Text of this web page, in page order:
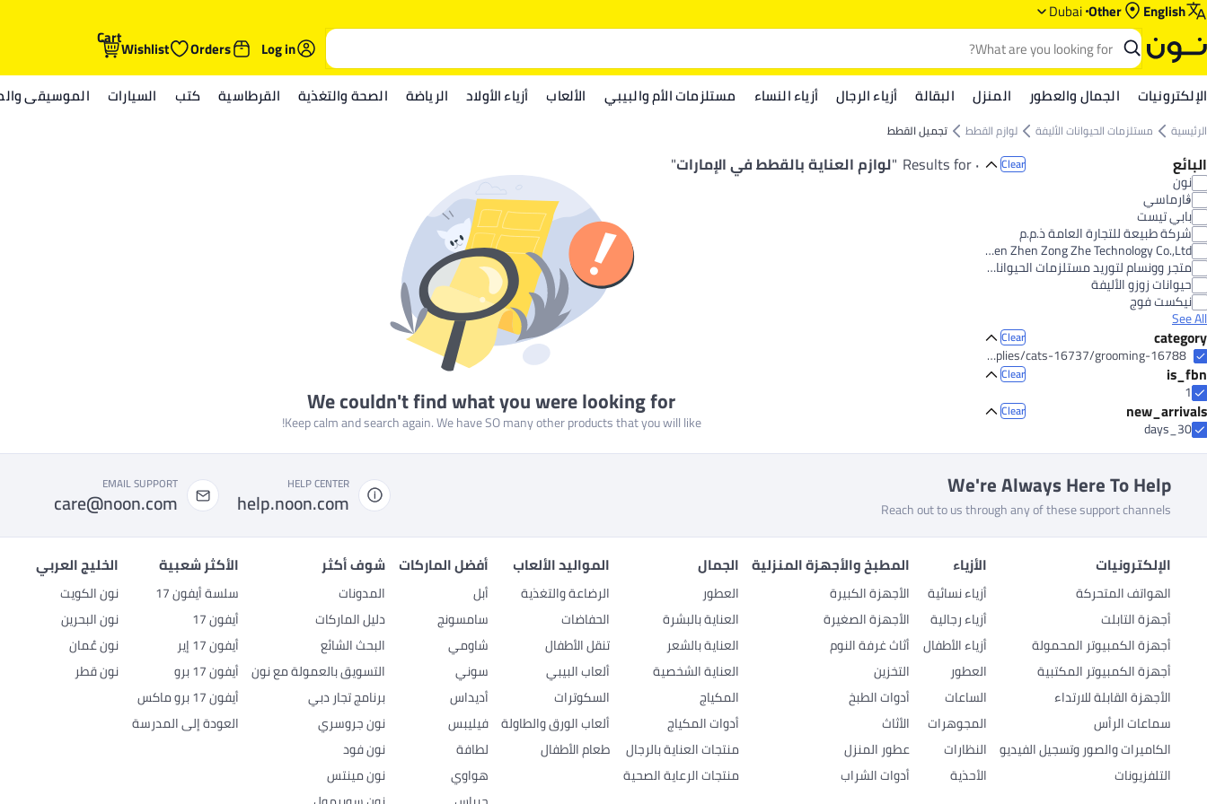
English
Other
Dubai
Log in
Orders
Wishlist
Cart
الإلكترونيات الجمال والعطور المنزل البقالة أزياء الرجال أزياء النساء مستلزمات الأم والبيبي الألعاب أزياء الأولاد الرياضة الصحة والتغذية القرطاسية كتب السيارات الموسيقى
الرئيسية مستلزمات الحيوانات الأليفة لوازم القطط تجميل القطط
البائع Clear
نون
ڨارماسي
بابي تيست
شركة طبيعة للتجارة العامة ذ.م.م
Shen Zhen Zong Zhe Technology Co.,Ltd
متجر وونسام لتوريد مستلزمات الحيوانات الأليفة
حيوانات زوزو الأليفة
نيكست فوج
See All
category
Clear
pet-supplies/cats-16737/grooming-16788
is_fbn
Clear
1
new_arrivals
Clear
30_days
٠ Results for "لوازم العناية بالقطط في الإمارات"
We couldn't find what you were looking for
Keep calm and search again. We have SO many other products that you will like!
We're Always Here To Help
Reach out to us through any of these support channels
HELP CENTER
help.noon.com
EMAIL SUPPORT
care@noon.com
الإلكترونيات
الهواتف المتحركة
أجهزة التابلت
أجهزة الكمبيوتر المحمولة
أجهزة الكمبيوتر المكتبية
الأجهزة القابلة للارتداء
سماعات الرأس
الكاميرات والصور وتسجيل الفيديو
التلفزيونات
الأزياء
أزياء نسائية
أزياء رجالية
أزياء الأطفال
العطور
الساعات
المجوهرات
النظارات
الأحذية
المطبخ والأجهزة المنزلية
الأجهزة الكبيرة
الأجهزة الصغيرة
أثاث غرفة النوم
التخزين
أدوات الطبخ
الأثاث
عطور المنزل
أدوات الشراب
الجمال
العطور
العناية بالبشرة
العناية بالشعر
العناية الشخصية
المكياج
أدوات المكياج
منتجات العناية بالرجال
منتجات الرعاية الصحية
المواليد الألعاب
الرضاعة والتغذية
الحفاضات
تنقل الأطفال
ألعاب البيبي
السكوترات
ألعاب الورق والطاولة
طعام الأطفال
أفضل الماركات
أبل
سامسونج
شاومي
سوني
أديداس
فيليبس
لطافة
هواوي
شوف أكثر
المدونات
دليل الماركات
البحث الشائع
التسويق بالعمولة مع نون
برنامج تجار دبي
نون جروسري
نون فود
نون مينتس
الأكثر شعبية
سلسة أيفون 17
أيفون 17
أيفون 17 إير
أيفون 17 برو
أيفون 17 برو ماكس
العودة إلى المدرسة
الخليج العربي
نون الكويت
نون البحرين
نون عُمان
نون قطر